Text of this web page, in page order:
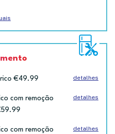
€49.99 detalhes
com remoção
detalhes
com remoção
detalhes